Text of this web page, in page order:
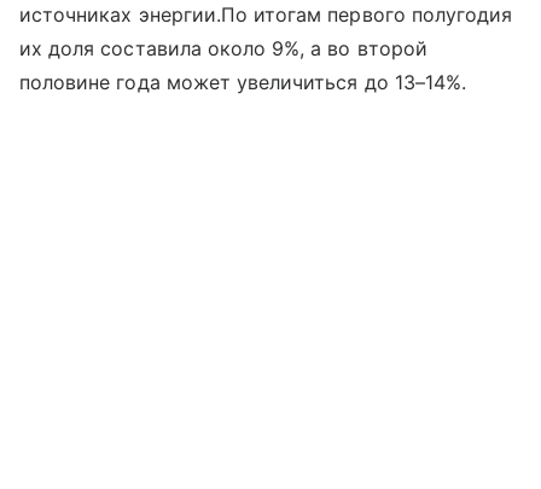
источниках энергии.По итогам первого полугодия
их доля составила около 9%, а во второй
половине года может увеличиться до 13–14%.